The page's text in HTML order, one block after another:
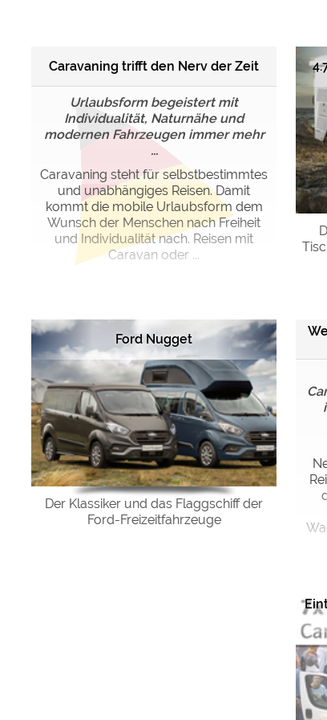
Caravaning trifft den Nerv der Zeit
Urlaubsform begeistert mit
Individualität, Naturnähe und
modernen Fahrzeugen immer mehr
...
Caravaning steht für selbstbestimmtes
und unabhängiges Reisen. Damit
kommt die mobile Urlaubsform dem
Wunsch der Menschen nach Freiheit
und Individualität nach. Reisen mit
Caravan oder ...
Ford Nugget
Der Klassiker und das Flaggschiff der
Ford-Freizeitfahrzeuge
Statistiken
Google Analytics
Marketing
Google Ads
Google AdSense
Google
Die